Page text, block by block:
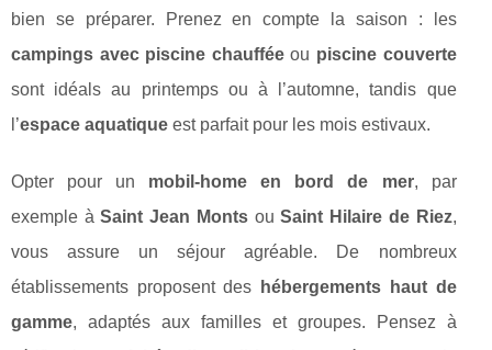
bien se préparer. Prenez en compte la saison : les
campings avec piscine chaufféeou piscine couverte
sont idéals au printemps ou à l’automne, tandis que
l’espace aquatique est parfait pour les mois estivaux.
Opter pour un mobil-home en bord de mer, par
exemple àSaint Jean MontsouSaint Hilaire de Riez,
vous assure un séjour agréable. De nombreux
établissements proposent des
hébergements haut de
gamme, adaptés aux familles et groupes. Pensez à